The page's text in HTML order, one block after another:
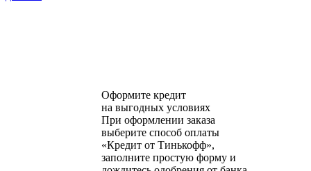
Оформите кредит
на выгодных условиях
При оформлении заказа
выберите способ оплаты
«Кредит от Тинькофф»,
заполните простую форму и